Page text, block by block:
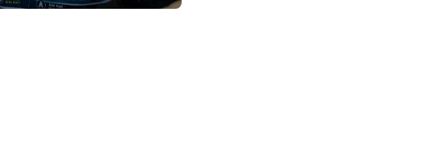
Salsa di Pulau Jampea